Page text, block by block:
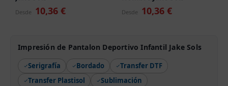
Desde 10,36 € Desde 10,36 €
Impresión de Pantalon Deportivo Infantil Jake Sols
Serigrafía Bordado
Transfer DTF
Transfer Plastisol
Sublimación